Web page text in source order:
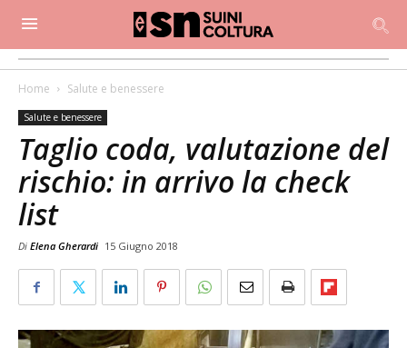
Home Salute e benessere
Salute e benessere
Taglio coda, valutazione del
rischio: in arrivo la check
list
Di Elena Gherardi 15 Giugno 2018